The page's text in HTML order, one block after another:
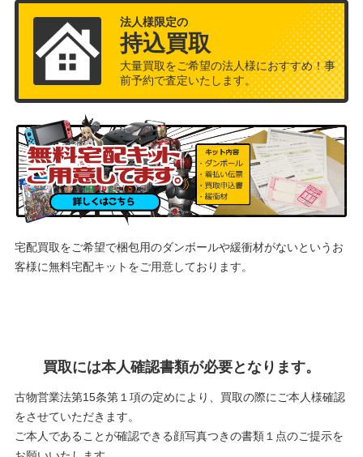
法人様限定の
持込買取
大量買取をご希望の法人様におすすめ！事
前予約で査定いたします。
宅配買取をご希望で梱包用のダンボールや緩衝材がないというお
客様に無料宅配キットをご用意しております。
買取には本人確認書類が必要となります。
古物営業法第15条第１項の定めにより、買取の際にご本人様確認
をさせていただきます。
ご本人であることが確認できる顔写真つきの書類１点のご提示を